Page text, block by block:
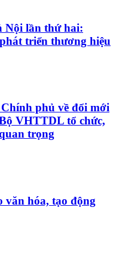
Nội lần thứ hai:
triển thương hiệu
phủ về đổi mới
VHTTDL tổ chức,
trọng
văn hóa, tạo động